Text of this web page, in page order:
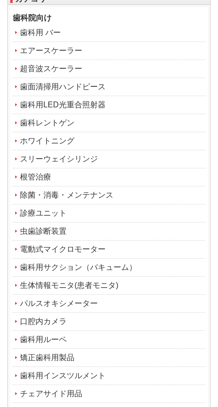
歯科院向け
歯科用 バー
エアースケーラー
超音波スケーラー
歯面清掃用ハンドピース
歯科用LED光重合照射器
歯科レントゲン
ホワイトニング
スリーウェイシリンジ
根管治療
除菌・消毒・メンテナンス
診療ユニット
虫歯診断装置
電動式マイクロモーター
歯科用サクション（バキューム）
生体情報モニタ(患者モニタ)
パルスオキシメーター
口腔内カメラ
歯科用ルーペ
矯正歯科用製品
歯科用インスツルメント
チェアサイド用品